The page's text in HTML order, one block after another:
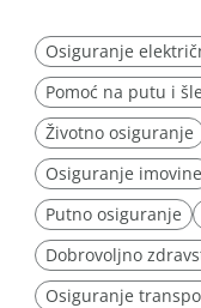
Osiguranje
Pomoć na putu i
Životno osiguranje
Osiguranje imovine
Putno osiguranje
Dobrovoljno
Osiguranje